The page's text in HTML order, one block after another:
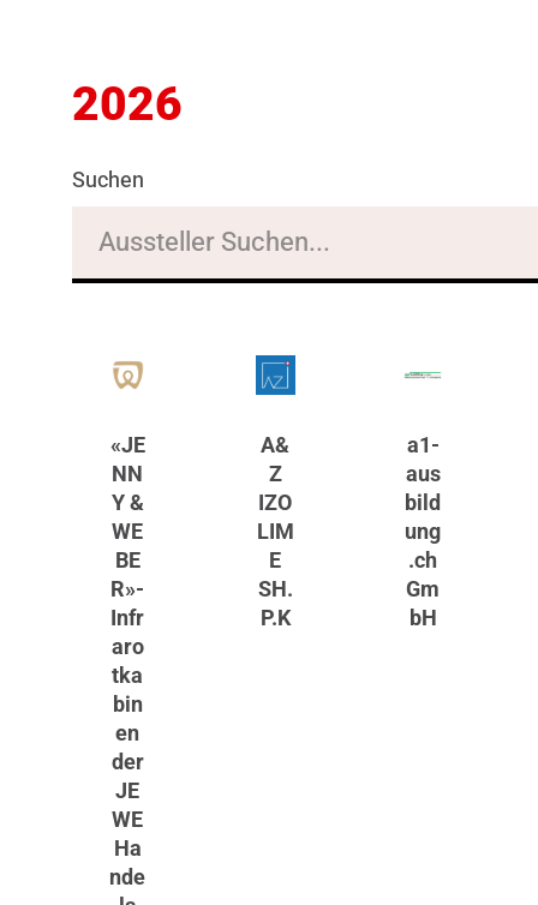
2026
Suchen
«JE
NN
Y &
WE
BE
R»-
Infr
aro
tka
bin
en
der
JE
WE
Ha
nde
A&
Z
IZO
LIM
E
SH.
P.K
a1-
aus
bild
ung
.ch
Gm
bH